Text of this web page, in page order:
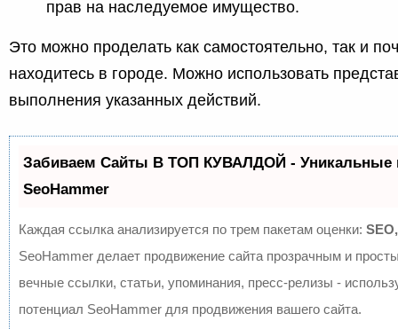
прав на наследуемое имущество.
Это можно проделать как самостоятельно, так и
находитесь в городе. Можно использовать
выполнения указанных действий.
Забиваем Сайты В ТОП КУВАЛДОЙ - Уникальные
SeoHammer
Каждая ссылка анализируется по трем пакетам оценки:
SeoHammer делает продвижение сайта прозрачным и
вечные ссылки, статьи, упоминания, пресс-релизы -
потенциал SeoHammer для продвижения вашего сайта.